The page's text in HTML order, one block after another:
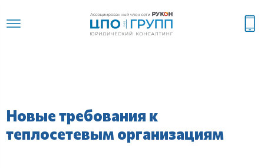
Новые требования к
теплосетевым организациям